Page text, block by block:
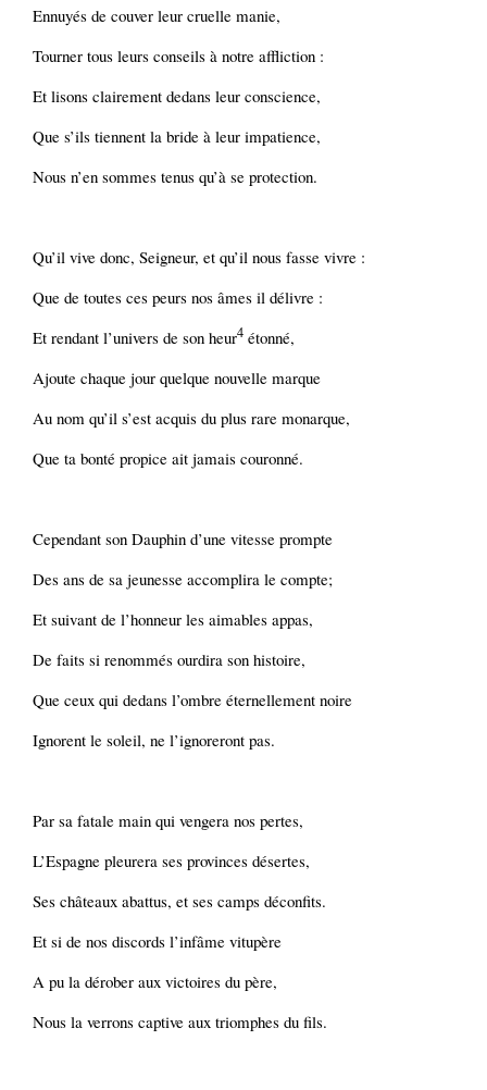
Ennuyés de couver leur cruelle manie,
Tourner tous leurs conseils à notre affliction :
Et lisons clairement dedans leur conscience,
Que s’ils tiennent la bride à leur impatience,
Nous n’en sommes tenus qu’à se protection.
Qu’il vive donc, Seigneur, et qu’il nous fasse vivre :
Que de toutes ces peurs nos âmes il délivre :
Et rendant l’univers de son heur4 étonné,
Ajoute chaque jour quelque nouvelle marque
Au nom qu’il s’est acquis du plus rare monarque,
Que ta bonté propice ait jamais couronné.
Cependant son Dauphin d’une vitesse prompte
Des ans de sa jeunesse accomplira le compte;
Et suivant de l’honneur les aimables appas,
De faits si renommés ourdira son histoire,
Que ceux qui dedans l’ombre éternellement noire
Ignorent le soleil, ne l’ignoreront pas.
Par sa fatale main qui vengera nos pertes,
L’Espagne pleurera ses provinces désertes,
Ses châteaux abattus, et ses camps déconfits.
Et si de nos discords l’infâme vitupère
A pu la dérober aux victoires du père,
Nous la verrons captive aux triomphes du fils.